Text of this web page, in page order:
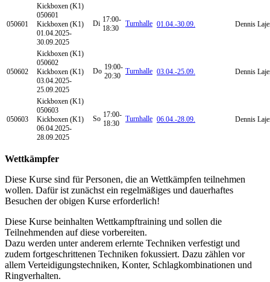
050601
Kickboxen (K1)
050601
Kickboxen (K1)
01.04.2025-
30.09.2025
Di 17:00-
18:30
Turnhalle 01.04.-30.09. Dennis
050602
Kickboxen (K1)
050602
Kickboxen (K1)
03.04.2025-
25.09.2025
Do 19:00-
20:30
Turnhalle 03.04.-25.09. Dennis
050603
Kickboxen (K1)
050603
Kickboxen (K1)
06.04.2025-
28.09.2025
So 17:00-
18:30
Turnhalle 06.04.-28.09. Dennis
Wettkämpfer
Diese Kurse sind für Personen, die an Wettkämpfen teilnehmen
wollen. Dafür ist zunächst ein regelmäßiges und dauerhaftes
Besuchen der obigen Kurse erforderlich!
Diese Kurse beinhalten Wettkampftraining und sollen die
Teilnehmenden auf diese vorbereiten.
Dazu werden unter anderem erlernte Techniken verfestigt und
zudem fortgeschrittenen Techniken fokussiert. Dazu zählen vor
allem Verteidigungstechniken, Konter, Schlagkombinationen und
Ringverhalten.